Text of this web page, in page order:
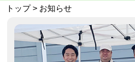
トップ> お知らせ